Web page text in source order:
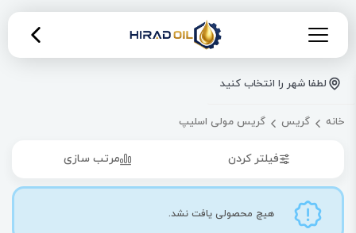
لطفا شهر را انتخاب کنید
خانه گریس گریس مولی اسلیپ
فیلتر کردن مرتب سازی
هیچ محصولی یافت نشد.